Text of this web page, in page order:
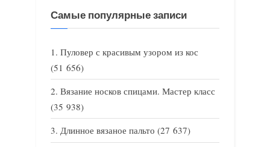
Самые популярные записи
Пуловер с красивым узором из кос
(51 656)
Вязание носков спицами. Мастер класс
(35 938)
Длинное вязаное пальто (27 637)